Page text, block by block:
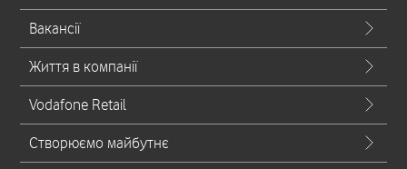
Вакансії
Життя в компанії
Vodafone Retail
Створюємо майбутнє